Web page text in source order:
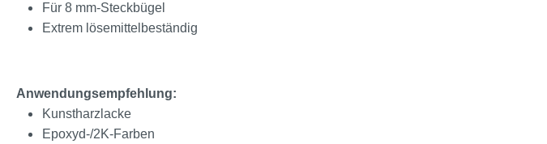
Für 8 mm-Steckbügel
Extrem lösemittelbeständig
Anwendungsempfehlung:
Kunstharzlacke
Epoxyd-/2K-Farben